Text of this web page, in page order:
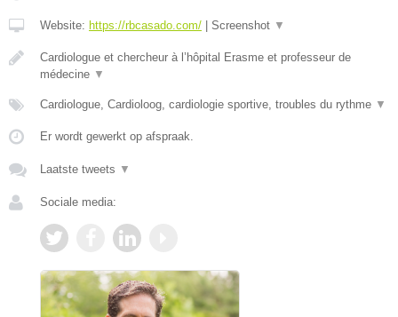
Website: https://rbcasado.com/ Screenshot ▼
Cardiologue et chercheur à l’hôpital Erasme et professeur de
médecine ▼
Cardiologue, Cardioloog, cardiologie sportive, troubles du rythme ▼
Er wordt gewerkt op afspraak.
Laatste tweets ▼
Sociale media: